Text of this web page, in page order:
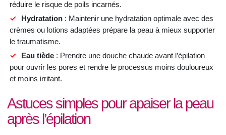
réduire le risque de poils incarnés.
Hydratation : Maintenir une hydratation optimale avec des
crèmes ou lotions adaptées prépare la peau à mieux supporter
le traumatisme.
Eau tiède : Prendre une douche chaude avant l’épilation
pour ouvrir les pores et rendre le processus moins douloureux
et moins irritant.
Astuces simples pour apaiser la peau
après l’épilation